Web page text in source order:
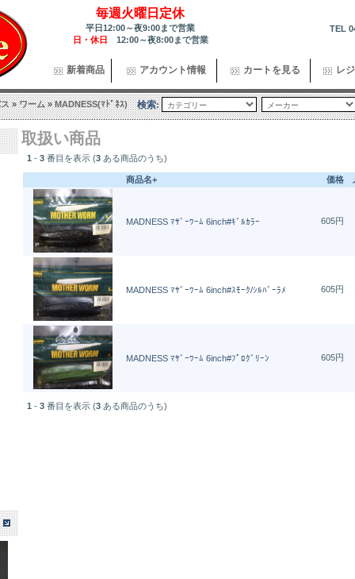
毎週火曜日定休
平日12:00～夜9:00まで営業
日・休日 12:00～夜8:00まで営業
TEL
新着商品 アカウント情報 カートを見る レ
»ワーム»MADNESS(ﾏﾄﾞﾈｽ) 検索:
取扱い商品
1 - 3 番目を表示 (3 ある商品のうち)
商品名+ 価格
MADNESS ﾏｻﾞｰﾜｰﾑ 6inch#ｷﾞﾙｶﾗｰ 605円
MADNESS ﾏｻﾞｰﾜｰﾑ 6inch#ｽﾓｰｸ/ｼﾙﾊﾞｰﾗﾒ 605円
MADNESS ﾏｻﾞｰﾜｰﾑ 6inch#ﾌﾟﾛｸﾞﾘｰﾝ 605円
1 - 3 番目を表示 (3 ある商品のうち)